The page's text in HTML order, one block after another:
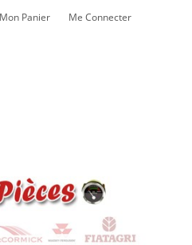
Mon Panier Me Connecter